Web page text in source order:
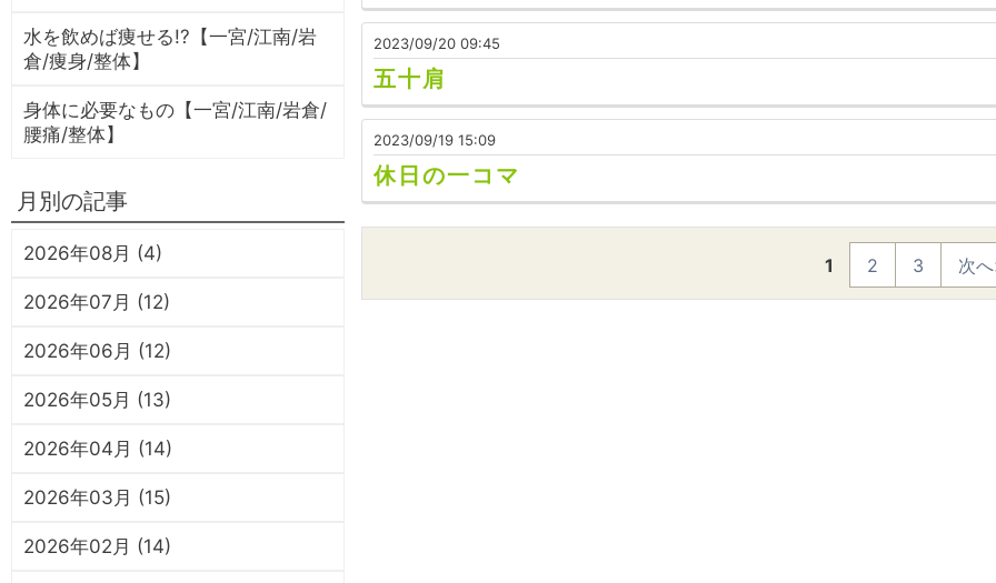
水を飲めば痩せる!?【一宮/江南/岩
倉/痩身/整体】
身体に必要なもの【一宮/江南/岩倉/
腰痛/整体】
月別の記事
2026年08月 (4)
2026年07月 (12)
2026年06月 (12)
2026年05月 (13)
2026年04月 (14)
2026年03月 (15)
2026年02月 (14)
2023/09/20 09:45
五十肩
2023/09/19 15:09
休日の一コマ
1 2 3 次